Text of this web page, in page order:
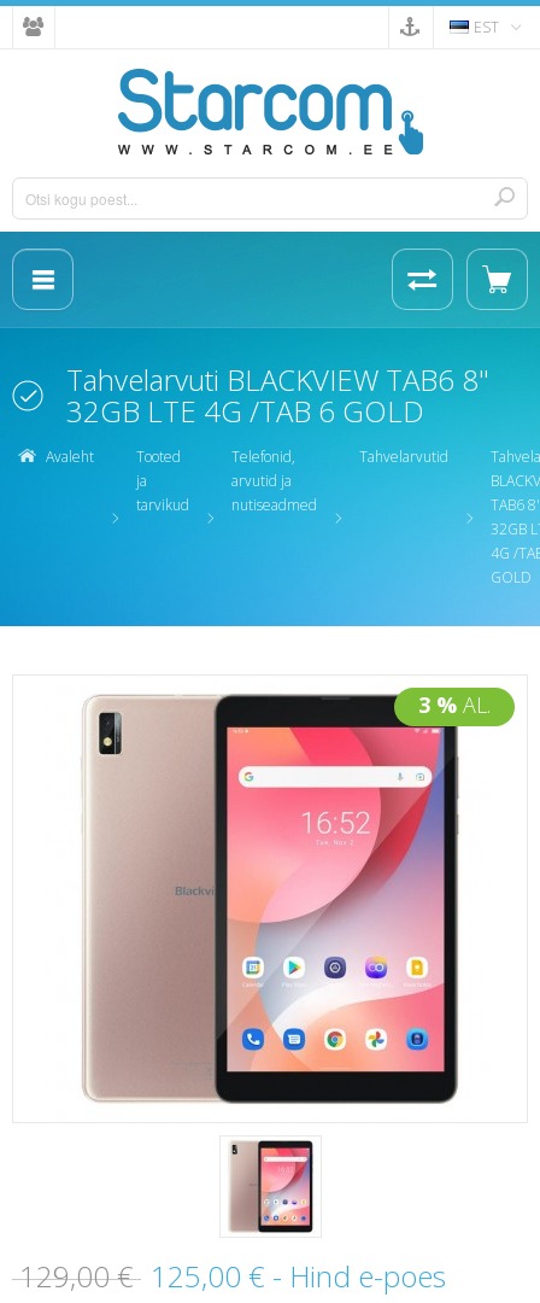
EST
Tahvelarvuti BLACKVIEW TAB6 8"
32GB LTE 4G /TAB 6 GOLD
Avaleht
Tooted
ja
tarvikud
Telefonid,
arvutid ja
nutiseadmed
Tahvelarvutid
TAB6
32GB
4G /
GOLD
3 % AL.
129,00 € 125,00 € - Hind e-poes